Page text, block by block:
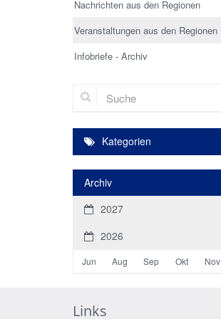
Nachrichten aus den Regionen
Veranstaltungen aus den Regionen
Infobriefe - Archiv
Suche
Kategorien
Archiv
2027
2026
Jun Aug Sep Okt Nov
Links